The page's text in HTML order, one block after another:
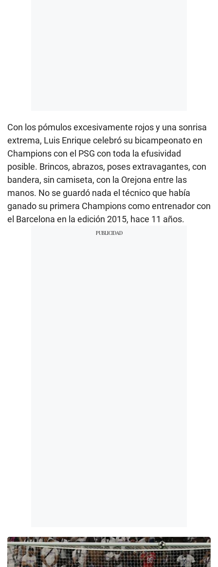
Con los pómulos excesivamente rojos y una sonrisa
extrema, Luis Enrique celebró su bicampeonato en
Champions con el PSG con toda la efusividad
posible. Brincos, abrazos, poses extravagantes, con
bandera, sin camiseta, con la Orejona entre las
manos. No se guardó nada el técnico que había
ganado su primera Champions como entrenador con
el Barcelona en la edición 2015, hace 11 años.